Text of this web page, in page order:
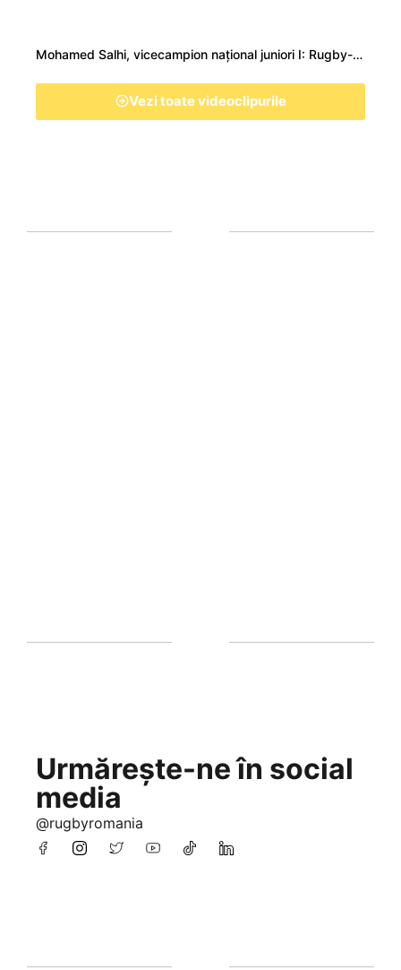
Mohamed Salhi, vicecampion național juniori I: Rugby-ul te învață să accepți și înfrângerile
Vezi toate videoclipurile
Urmărește-ne în social
media
@rugbyromania